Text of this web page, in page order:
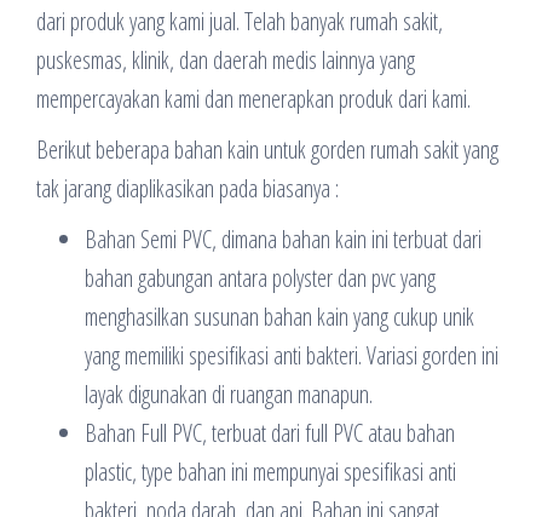
dari produk yang kami jual. Telah banyak rumah sakit,
puskesmas, klinik, dan daerah medis lainnya yang
mempercayakan kami dan menerapkan produk dari kami.
Berikut beberapa bahan kain untuk gorden rumah sakit yang
tak jarang diaplikasikan pada biasanya :
Bahan Semi PVC, dimana bahan kain ini terbuat dari
bahan gabungan antara polyster dan pvc yang
menghasilkan susunan bahan kain yang cukup unik
yang memiliki spesifikasi anti bakteri. Variasi gorden ini
layak digunakan di ruangan manapun.
Bahan Full PVC, terbuat dari full PVC atau bahan
plastic, type bahan ini mempunyai spesifikasi anti
bakteri, noda darah, dan api. Bahan ini sangat